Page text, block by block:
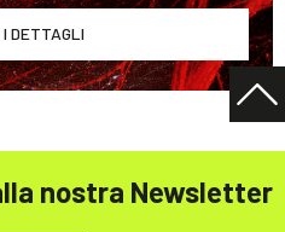
I DETTAGLI
nostra Newsletter